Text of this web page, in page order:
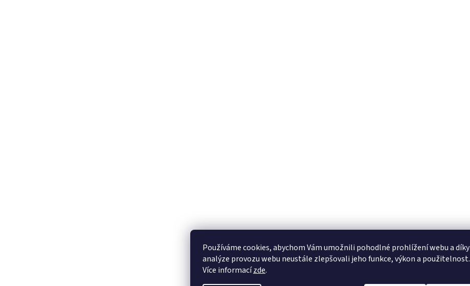
Používáme cookies, abychom Vám umožnili pohodlné prohlížení webu a díky
analýze provozu webu neustále zlepšovali jeho funkce, výkon a použitelnost.
Více informacízde.